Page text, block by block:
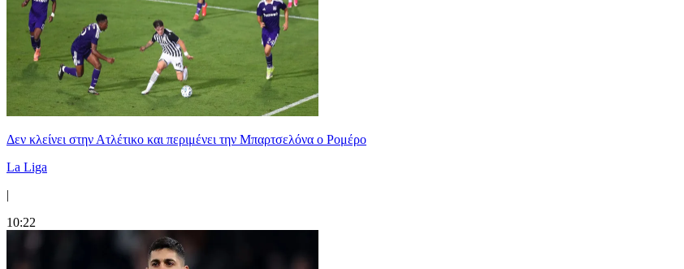
Δεν κλείνει στην Ατλέτικο και περιμένει την Μπαρτσελόνα ο Ρομέρο
La Liga
|
10:22